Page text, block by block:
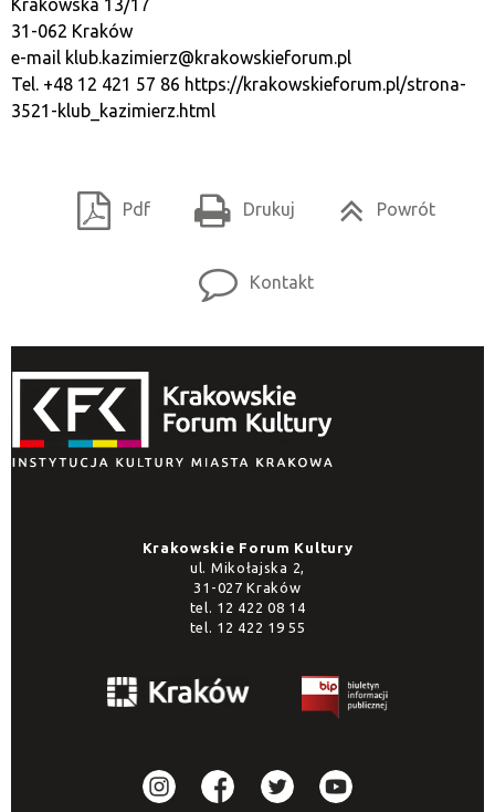
Krakowska 13/17
31-062 Kraków
e-mail klub.kazimierz@krakowskieforum.pl
Tel. +48 12 421 57 86 https://krakowskieforum.pl/strona-
3521-klub_kazimierz.html
Pdf Drukuj Powrót
Kontakt
Krakowskie Forum Kultury
ul. Mikołajska 2,
31-027 Kraków
tel. 12 422 08 14
tel. 12 422 19 55